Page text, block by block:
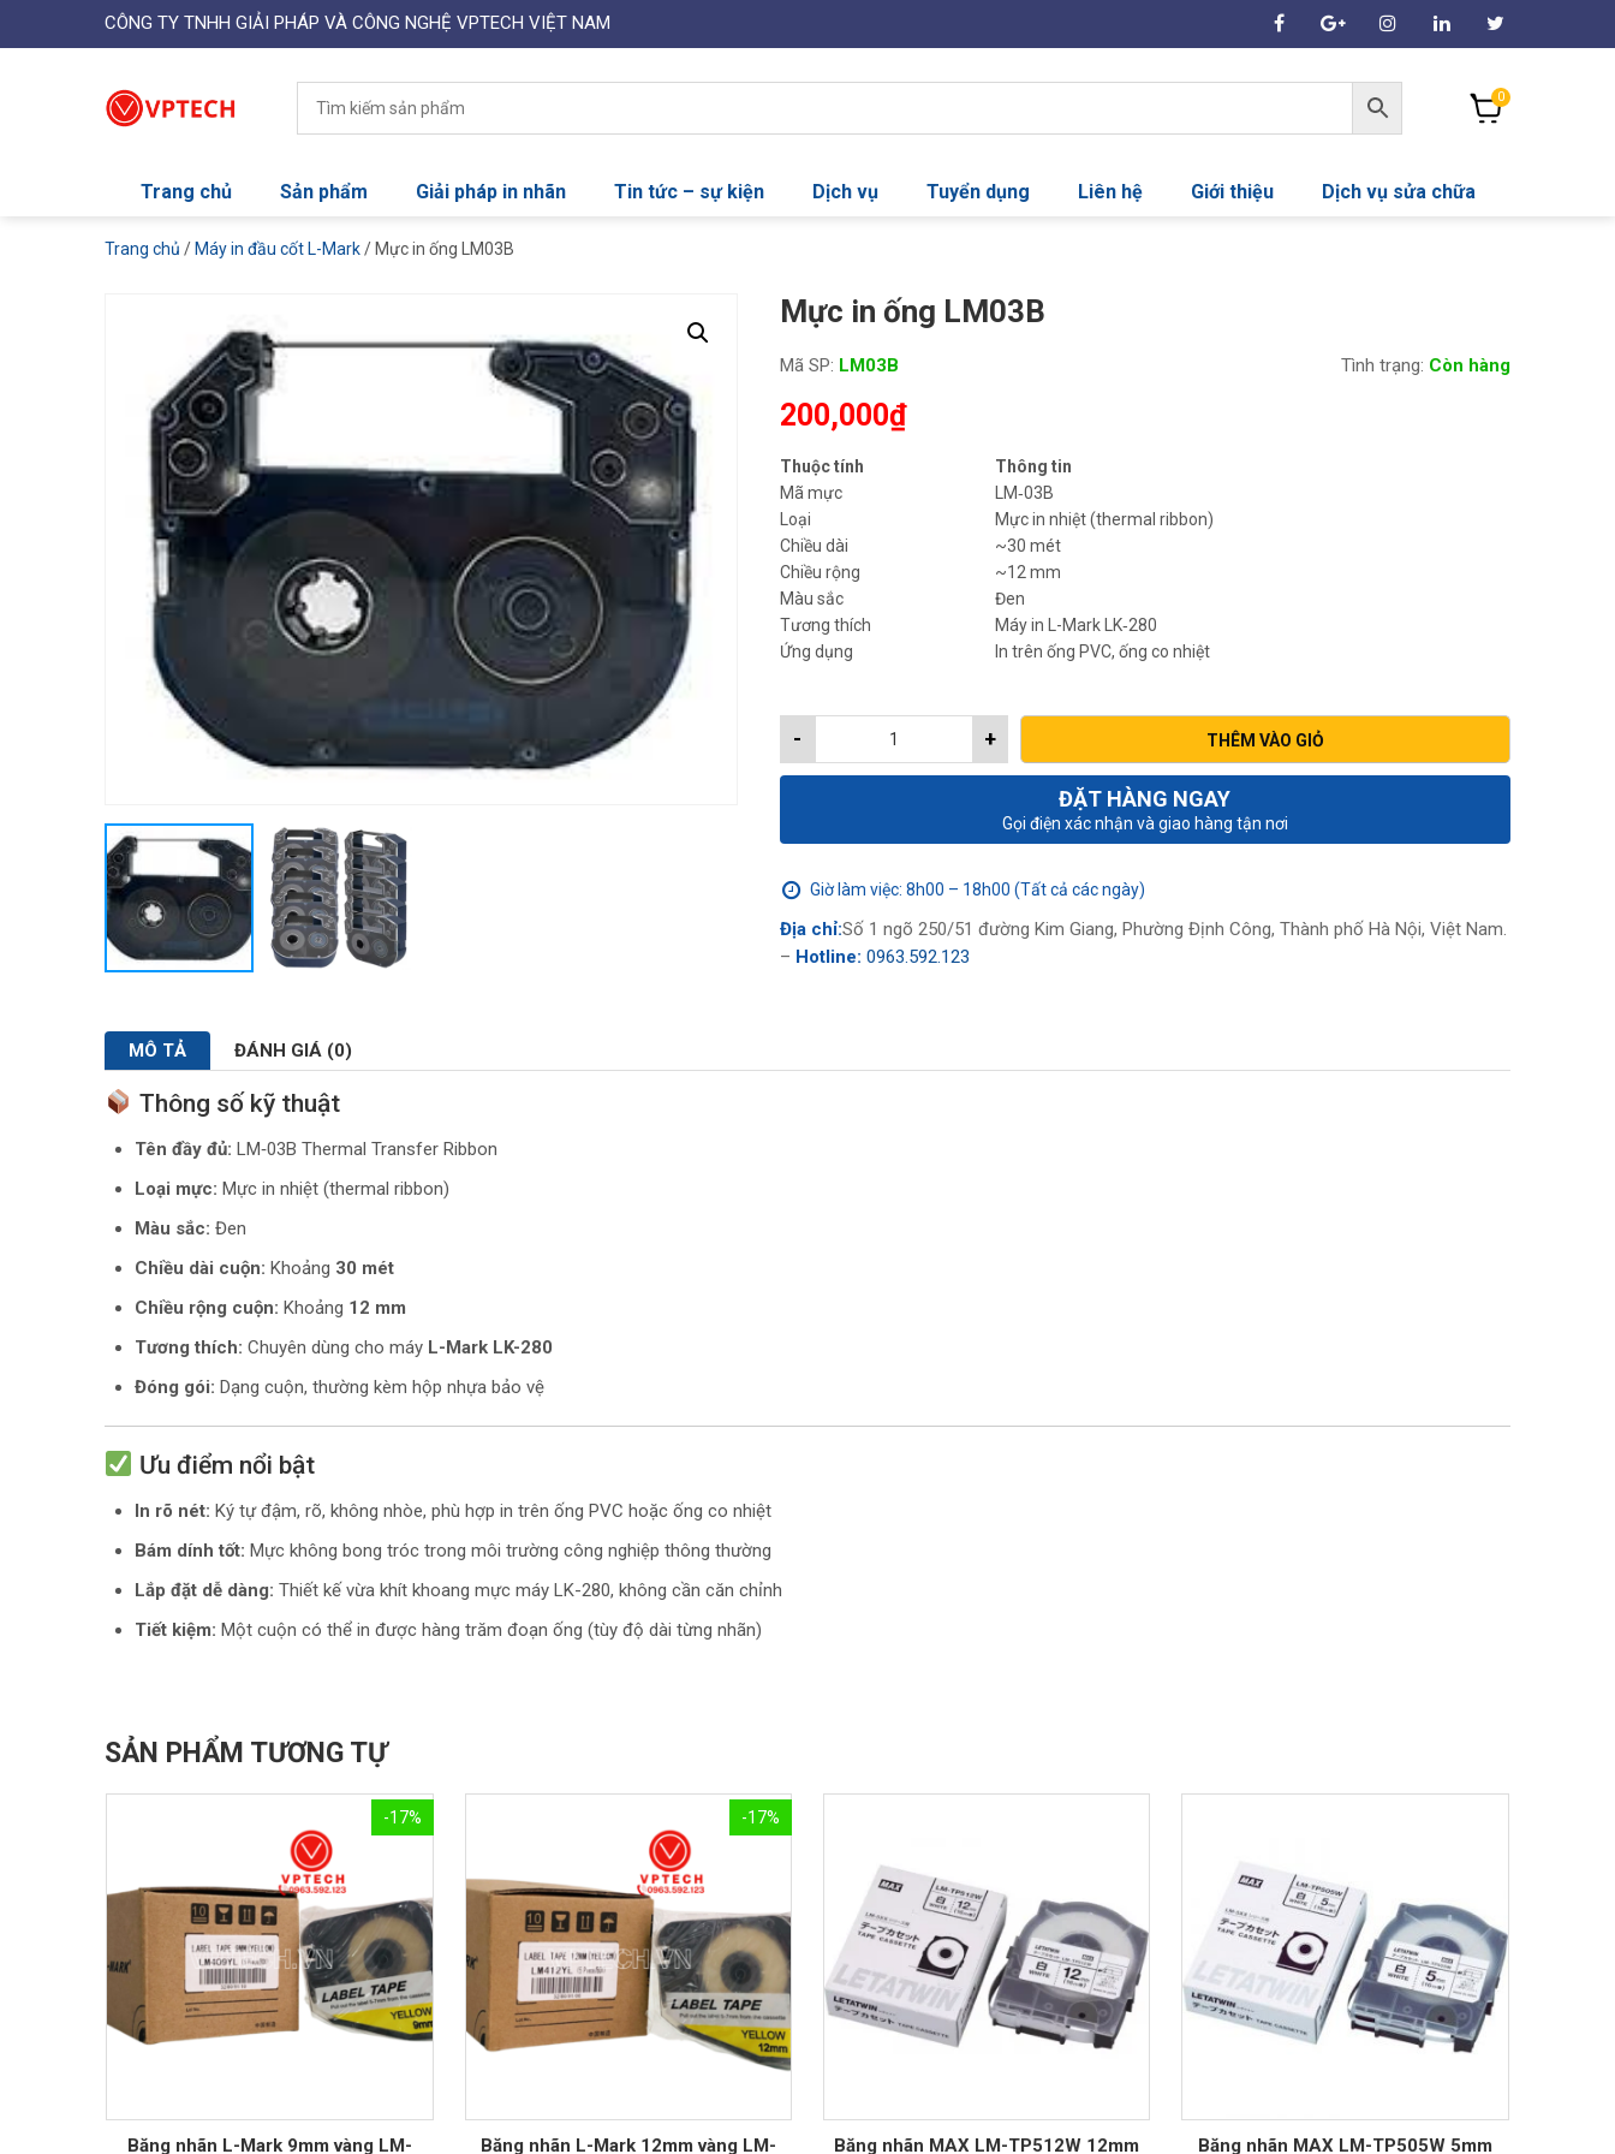
CÔNG TY TNHH GIẢI PHÁP VÀ CÔNG NGHỆ VPTECH VIỆT NAM
0
Trang chủ Sản phẩm Giải pháp in nhãn Tin tức – sự kiện Dịch vụ Tuyển dụng Liên hệ Giới thiệu Dịch vụ sửa chữa
Trang chủ / Máy in đầu cốt L-Mark/ Mực in ống LM03B
Mực in ống LM03B
Mã SP: LM03B Tình trạng: Còn hàng
200,000₫
Thuộc tính
Thông tin
Mã mực
LM‑03B
Loại
Mực in nhiệt (thermal ribbon)
Chiều dài
~30 mét
Chiều rộng
~12 mm
Màu sắc
Đen
Tương thích
Máy in L-Mark LK‑280
Ứng dụng
In trên ống PVC, ống co nhiệt
+
- THÊM VÀO GIỎ
ĐẶT HÀNG NGAY
Gọi điện xác nhận và giao hàng tận nơi
Giờ làm việc: 8h00 – 18h00 (Tất cả các ngày)
Địa chỉ:Số 1 ngõ 250/51 đường Kim Giang, Phường Định Công, Thành phố Hà Nội, Việt Nam.
– Hotline: 0963.592.123
MÔ TẢ ĐÁNH GIÁ (0)
Thông số kỹ thuật
Tên đầy đủ: LM‑03B Thermal Transfer Ribbon
Loại mực: Mực in nhiệt (thermal ribbon)
Màu sắc: Đen
Chiều dài cuộn: Khoảng 30 mét
Chiều rộng cuộn: Khoảng 12 mm
Tương thích: Chuyên dùng cho máy L-Mark LK-280
Đóng gói: Dạng cuộn, thường kèm hộp nhựa bảo vệ
Ưu điểm nổi bật
In rõ nét: Ký tự đậm, rõ, không nhòe, phù hợp in trên ống PVC hoặc ống co nhiệt
Bám dính tốt: Mực không bong tróc trong môi trường công nghiệp thông thường
Lắp đặt dễ dàng: Thiết kế vừa khít khoang mực máy LK-280, không cần căn chỉnh
Tiết kiệm: Một cuộn có thể in được hàng trăm đoạn ống (tùy độ dài từng nhãn)
SẢN PHẨM TƯƠNG TỰ
-17%
Băng nhãn L-Mark 9mm vàng LM-
-17%
Băng nhãn L-Mark 12mm vàng LM-
Băng nhãn MAX LM-TP512W 12mm
Băng nhãn MAX LM-TP505W 5mm